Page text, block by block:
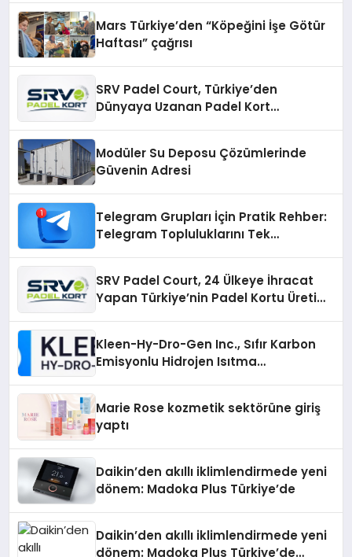
Mars Türkiye’den “Köpeğini İşe Götür
Haftası” çağrısı
SRV Padel Court, Türkiye’den
Dünyaya Uzanan Padel Kort
Modüler Su Deposu Çözümlerinde
Güvenin Adresi
Telegram Grupları İçin Pratik Rehber:
Telegram Topluluklarını Tek
SRV Padel Court, 24 Ülkeye İhracat
Yapan Türkiye’nin Padel Kortu Üretim
Kleen-Hy-Dro-Gen Inc., Sıfır Karbon
Emisyonlu Hidrojen Isıtma
Marie Rose kozmetik sektörüne giriş
yaptı
Daikin’den akıllı iklimlendirmede yeni
dönem: Madoka Plus Türkiye’de
Daikin’den akıllı iklimlendirmede yeni
dönem: Madoka Plus Türkiye’de